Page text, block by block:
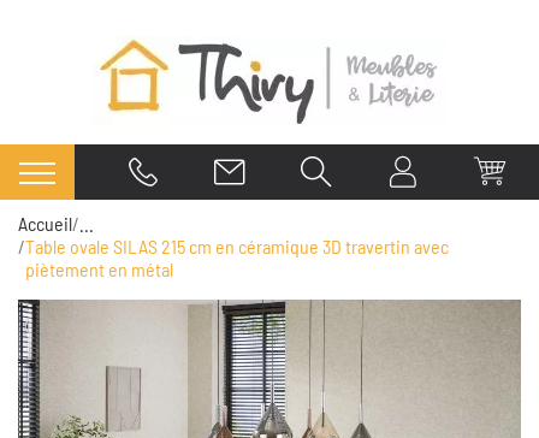
Accueil
Table ovale SILAS 215 cm en céramique 3D travertin avec
piètement en métal